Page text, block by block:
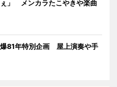
」 メンカラたこやきや楽曲
81年特別企画 屋上演奏や手